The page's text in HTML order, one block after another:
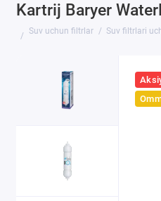
Kartrij Baryer
Suv uchun filtrlar Suv filtrlari